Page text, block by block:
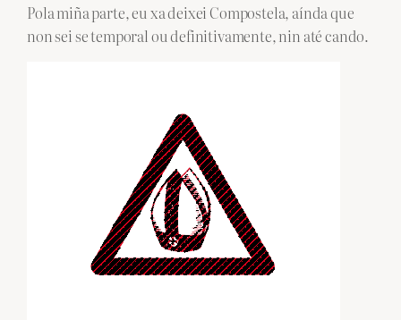
Pola miña parte, eu xa deixei Compostela, aínda que
non sei se temporal ou definitivamente, nin até cando.